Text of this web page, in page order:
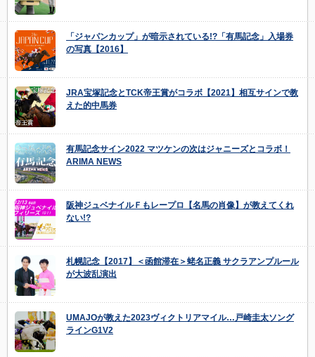
「ジャパンカップ」が暗示されている!?「有馬記念」入場券
の写真【2016】
JRA宝塚記念とTCK帝王賞がコラボ【2021】相互サインで教
えた的中馬券
有馬記念サイン2022 マツケンの次はジャニーズとコラボ！
ARIMA NEWS
阪神ジュベナイルＦもレープロ【名馬の肖像】が教えてくれ
ない!?
札幌記念【2017】＜函館滞在＞蛯名正義 サクラアンプルール
が大波乱演出
UMAJOが教えた2023ヴィクトリアマイル…戸崎圭太ソング
ラインG1V2